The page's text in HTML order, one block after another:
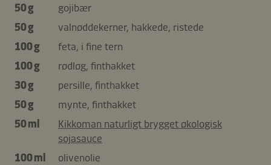
50 g
gojibær
50 g
valnøddekerner, hakkede, ristede
100 g
feta, i fine tern
100 g
rødløg, finthakket
30 g
persille, finthakket
50 g
mynte, finthakket
50 ml
Kikkoman naturligt brygget økologisk
sojasauce
100 ml
olivenolie